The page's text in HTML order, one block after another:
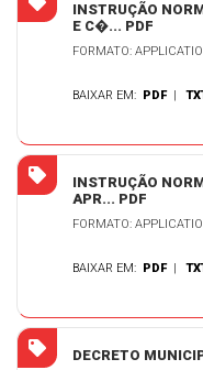
INSTRUÇÃO
E C�... PDF
FORMATO:
BAIXAR EM: PDF |
INSTRUÇÃO
APR... PDF
FORMATO:
BAIXAR EM: PDF |
DECRETO